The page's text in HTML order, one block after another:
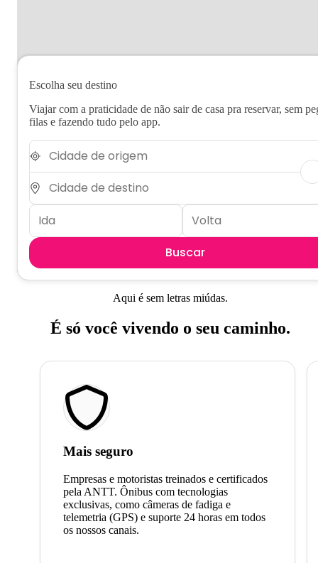
Escolha seu destino
Viajar com a praticidade de não sair de casa pra reservar, sem
filas e fazendo tudo pelo app.
Buscar
Aqui é sem letras miúdas.
É só você vivendo o seu caminho.
Mais seguro
Empresas e motoristas treinados e certificados
pela ANTT. Ônibus com tecnologias
exclusivas, como câmeras de fadiga e
telemetria (GPS) e suporte 24 horas em todos
os nossos canais.